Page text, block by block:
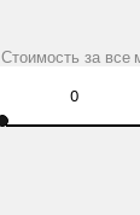
Стоимость за все